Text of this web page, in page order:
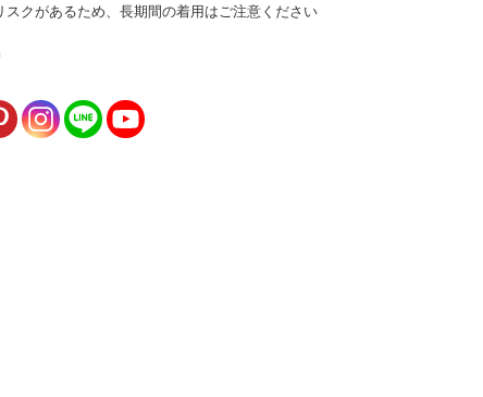
スクがあるため、長期間の着用はご注意ください